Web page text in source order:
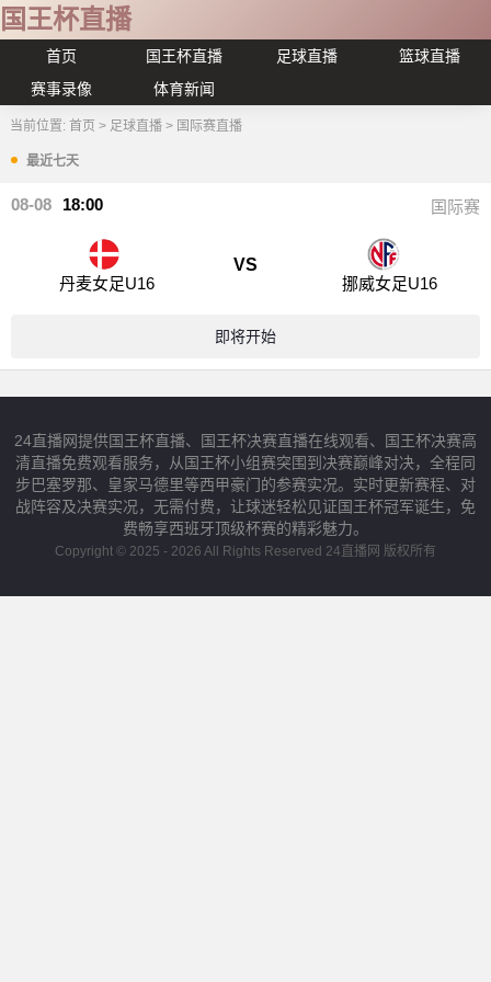
国王杯直播
首页 国王杯直播 足球直播
篮球直播
赛事录像
体育新闻
当前位置: 首页 > 足球直播> 国际赛直播
最近七天
18:00
08-08 国际赛
丹麦女足U16
VS
挪威女足U16
即将开始
24直播网提供国王杯直播、国王杯决赛直播在线观看、国王杯决赛高
清直播免费观看服务，从国王杯小组赛突围到决赛巅峰对决，全程同
步巴塞罗那、皇家马德里等西甲豪门的参赛实况。实时更新赛程、对
战阵容及决赛实况，无需付费，让球迷轻松见证国王杯冠军诞生，免
费畅享西班牙顶级杯赛的精彩魅力。
Copyright © 2025 - 2026 All Rights Reserved 24直播网 版权所有